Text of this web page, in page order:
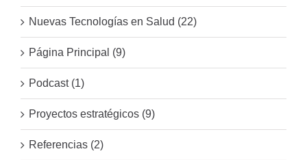
Nuevas Tecnologías en Salud (22)
Página Principal (9)
Podcast (1)
Proyectos estratégicos (9)
Referencias (2)